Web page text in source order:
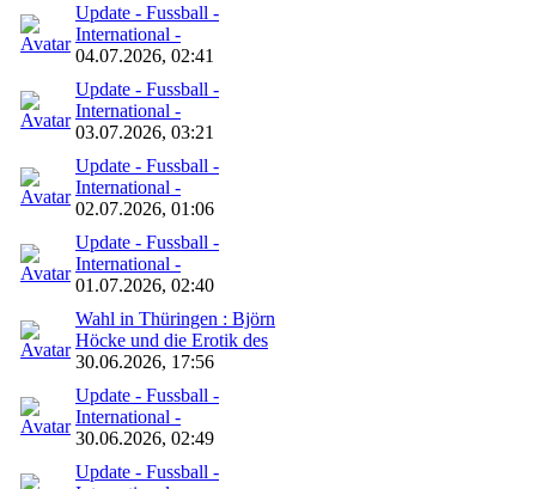
Update - Fussball -
International -
04.07.2026, 02:41
Update - Fussball -
International -
03.07.2026, 03:21
Update - Fussball -
International -
02.07.2026, 01:06
Update - Fussball -
International -
01.07.2026, 02:40
Wahl in Thüringen : Björn
Höcke und die Erotik des
30.06.2026, 17:56
Update - Fussball -
International -
30.06.2026, 02:49
Update - Fussball -